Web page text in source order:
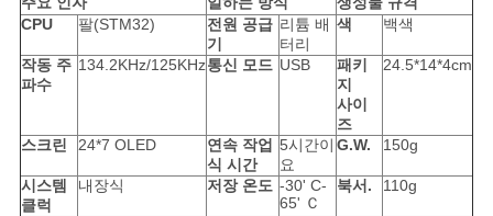
세
요
뉴
스
CPU
팔(STM32)
전원 공급
기
리튬 배
터리
색 백색
작동 주
파수
134.2KHz/125KHz통신 모드 USB
패키
지
사이
즈
24.5*14*4cm
스크린 24*7 OLED
연속 작업
식 시간
5시간이
요
G.W. 150g
시스템
클럭
내장식 저장 온도 -30' C-
65' Ｃ
북서. 110g